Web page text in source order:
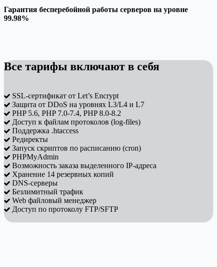
Гарантия бесперебойной работы серверов на уровне
99.98%
Все тарифы включают в себя
SSL⁠-⁠сертификат от Let’s Encrypt
Защита от DDoS на уровнях L3/L4 и L7
PHP 5.6, PHP 7.0-7.4, PHP 8.0-8.2
Доступ к файлам протоколов (log-files)
Поддержка .htaccess
Редиректы
Запуск скриптов по расписанию (cron)
PHPMyAdmin
Возможность заказа выделенного IP-адреса
Хранение 14 резервных копий
DNS⁠-⁠серверы
Безлимитный трафик
Web файловый менеджер
Доступ по протоколу FTP/SFTP